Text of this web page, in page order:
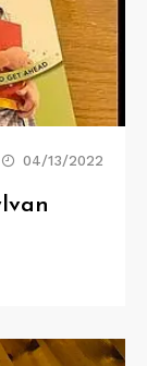
04/13/2022